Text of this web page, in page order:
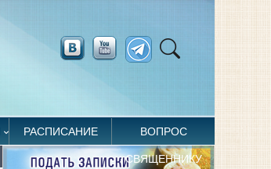
РАСПИСАНИЕ ВОПРОС
СВЯЩЕННИКУ